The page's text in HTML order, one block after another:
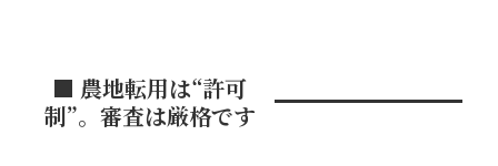
■ 農地転用は“許可
制”。審査は厳格です